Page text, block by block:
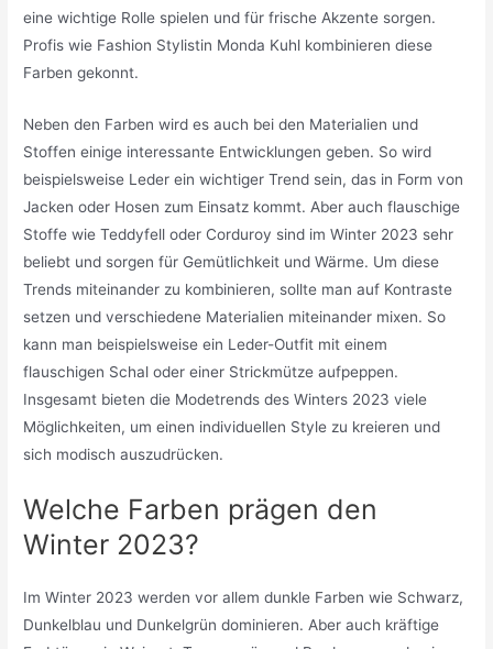
eine wichtige Rolle spielen und für frische Akzente sorgen.
Profis wie Fashion Stylistin Monda Kuhl kombinieren diese
Farben gekonnt.
Neben den Farben wird es auch bei den Materialien und
Stoffen einige interessante Entwicklungen geben. So wird
beispielsweise Leder ein wichtiger Trend sein, das in Form von
Jacken oder Hosen zum Einsatz kommt. Aber auch flauschige
Stoffe wie Teddyfell oder Corduroy sind im Winter 2023 sehr
beliebt und sorgen für Gemütlichkeit und Wärme. Um diese
Trends miteinander zu kombinieren, sollte man auf Kontraste
setzen und verschiedene Materialien miteinander mixen. So
kann man beispielsweise ein Leder-Outfit mit einem
flauschigen Schal oder einer Strickmütze aufpeppen.
Insgesamt bieten die Modetrends des Winters 2023 viele
Möglichkeiten, um einen individuellen Style zu kreieren und
sich modisch auszudrücken.
Welche Farben prägen den
Winter 2023?
Im Winter 2023 werden vor allem dunkle Farben wie Schwarz,
Dunkelblau und Dunkelgrün dominieren. Aber auch kräftige